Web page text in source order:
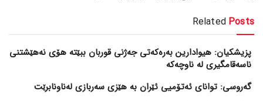
Related Posts
پزیشکیان: هیوادارین بەرەکەتی جەژنی قوربان ببێتە هۆی نەهێشتنی
ناسەقامگیری لە ناوچەکە
گەروسی: توانای ئەتۆمیی ئێران بە هێزی سەربازی لەناونابرێت